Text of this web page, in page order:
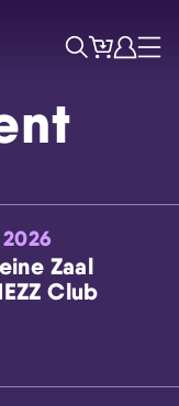
ZoekTicketsAccount
Menu
Zaal
Club